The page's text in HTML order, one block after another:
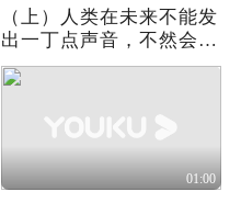
（上）人类在未来不能发
出一丁点声音，不然会招
来怪物
01:00